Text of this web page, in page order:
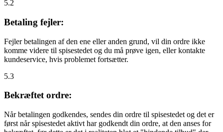
5.2
Betaling fejler:
Fejler betalingen af den ene eller anden grund, vil din ordre ikke
komme videre til spisestedet og du må prøve igen, eller kontakte
kundeservice, hvis problemet fortsætter.
5.3
Bekræftet ordre:
Når betalingen godkendes, sendes din ordre til spisestedet og det er
først når spisestedet aktivt har godkendt din ordre, at den anses for